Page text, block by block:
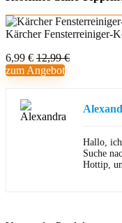
Kärcher Fensterreiniger-
6,99 € 12,99 €
zum Angebot
Hallo,
Suche
Hottip,